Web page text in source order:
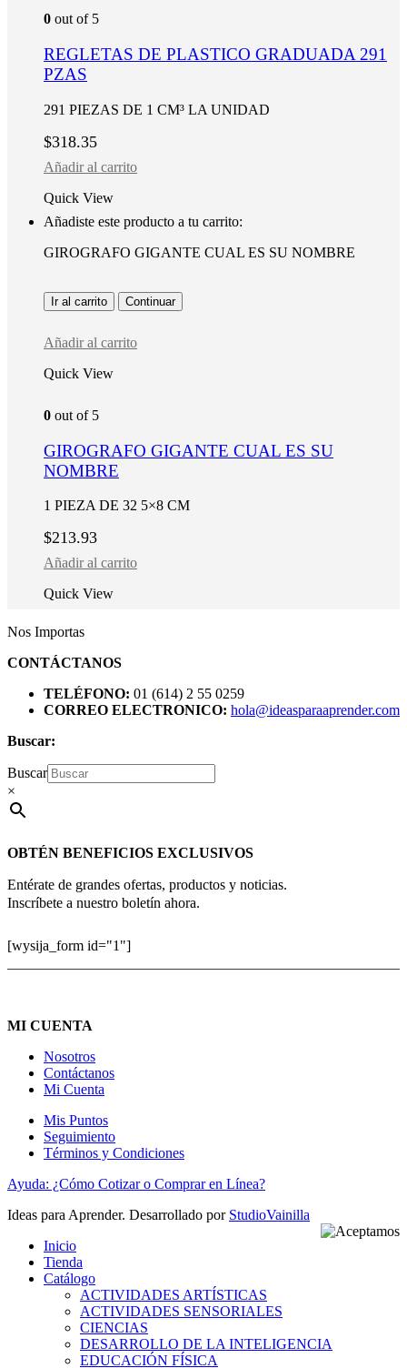
0 out of 5
REGLETAS DE PLASTICO GRADUADA 291
PZAS
291 PIEZAS DE 1 CM³ LA UNIDAD
$318.35
Añadir al carrito
Quick View
Añadiste este producto a tu carrito:
GIROGRAFO GIGANTE CUAL ES SU NOMBRE
Ir al carrito Continuar
Añadir al carrito
Quick View
0 out of 5
GIROGRAFO GIGANTE CUAL ES SU
NOMBRE
1 PIEZA DE 32 5×8 CM
$213.93
Añadir al carrito
Quick View
Nos Importas
CONTÁCTANOS
TELÉFONO: 01 (614) 2 55 0259
CORREO ELECTRONICO: hola@ideasparaaprender.com
Buscar:
Buscar
×
OBTÉN BENEFICIOS EXCLUSIVOS
Entérate de grandes ofertas, productos y noticias.
Inscríbete a nuestro boletín ahora.
[wysija_form id="1"]
MI CUENTA
Nosotros
Contáctanos
Mi Cuenta
Mis Puntos
Seguimiento
Términos y Condiciones
Ayuda: ¿Cómo Cotizar o Comprar en Línea?
Ideas para Aprender. Desarrollado por StudioVainilla
Inicio
Tienda
Catálogo
ACTIVIDADES ARTÍSTICAS
ACTIVIDADES SENSORIALES
CIENCIAS
DESARROLLO DE LA INTELIGENCIA
EDUCACIÓN FÍSICA